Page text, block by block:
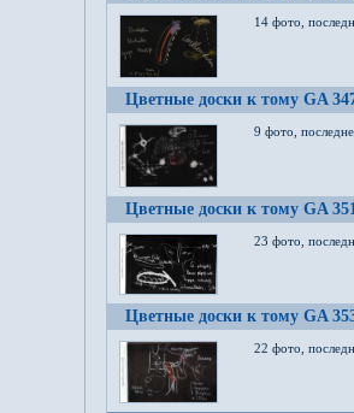
14 фото,
Цветные доски к тому GA
9 фото,
Цветные доски к тому GA
23 фото,
Цветные доски к тому GA
22 фото,